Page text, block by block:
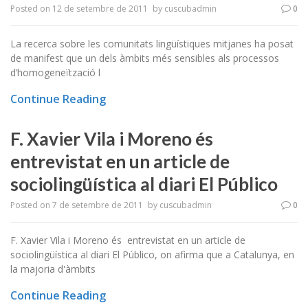
Posted on 12 de setembre de 2011 by cuscubadmin 0
La recerca sobre les comunitats lingüístiques mitjanes ha posat
de manifest que un dels àmbits més sensibles als processos
d’homogeneïtzació l
Continue Reading
F. Xavier Vila i Moreno és
entrevistat en un article de
sociolingüística al diari El Público
Posted on 7 de setembre de 2011 by cuscubadmin 0
F. Xavier Vila i Moreno és entrevistat en un article de
sociolingüística al diari El Público, on afirma que a Catalunya, en
la majoria d'àmbits
Continue Reading